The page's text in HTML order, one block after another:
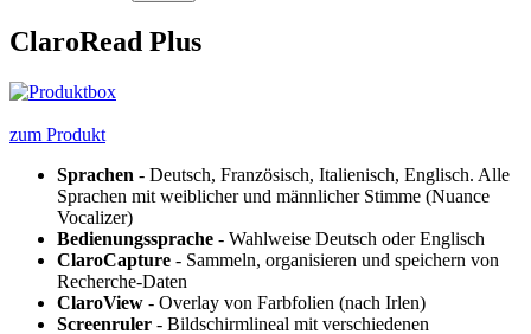
ClaroRead Plus
zum Produkt
Sprachen - Deutsch, Französisch, Italienisch, Englisch. Alle
Sprachen mit weiblicher und männlicher Stimme (Nuance
Vocalizer)
Bedienungssprache - Wahlweise Deutsch oder Englisch
ClaroCapture - Sammeln, organisieren und speichern von
Recherche-Daten
ClaroView - Overlay von Farbfolien (nach Irlen)
Screenruler - Bildschirmlineal mit verschiedenen